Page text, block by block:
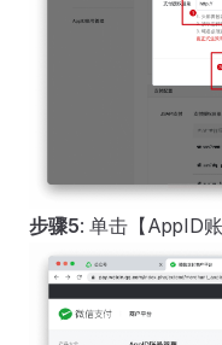
步骤5: 单击【AppID